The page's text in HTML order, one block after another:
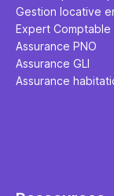
Gestion locative
Expert Comptable
Assurance PNO
Assurance GLI
Assurance